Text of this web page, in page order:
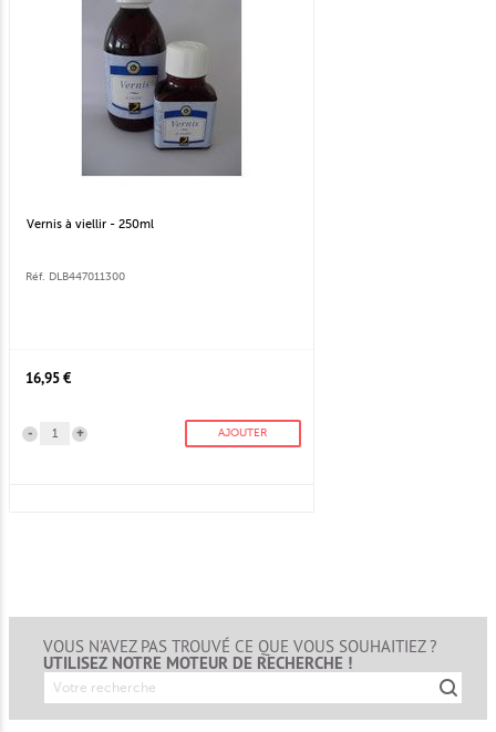
Vernis à viellir - 250ml
Réf. DLB447011300
16,95 €
+
- AJOUTER
VOUS N'AVEZ PAS TROUVÉ CE QUE VOUS SOUHAITIEZ ?
UTILISEZ NOTRE MOTEUR DE RECHERCHE !